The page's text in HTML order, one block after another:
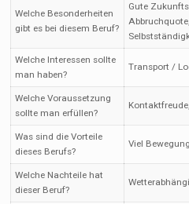
Welche Besonderheiten
gibt es bei diesem Beruf?
Gute
Welche Interessen sollte
man haben?
Transport /
Welche Voraussetzung
sollte man erfüllen?
Was sind die Vorteile
dieses Berufs?
Viel Bewegung
Welche Nachteile hat
dieser Beruf?